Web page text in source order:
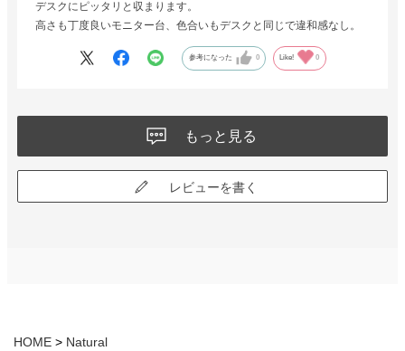
デスクにピッタリと収まります。
高さも丁度良いモニター台、色合いもデスクと同じで違和感なし。
参考になった 0 Like! 0
もっと見る
レビューを書く
HOME Natural